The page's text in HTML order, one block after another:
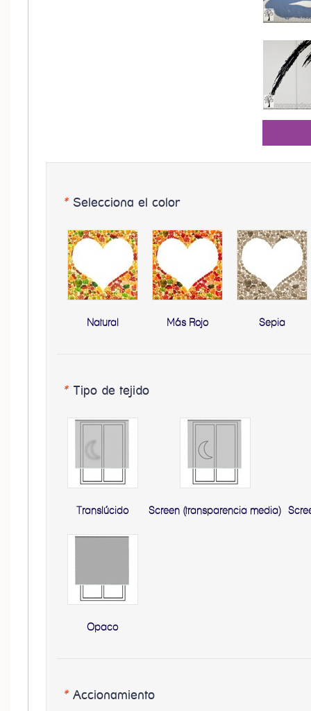
* Selecciona el color
Natural Más Rojo Sepia
* Tipo de tejido
Translúcido Screen (transparencia media)
Opaco
* Accionamiento